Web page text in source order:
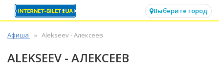
Выберите город
Афиша Alekseev - Алексеев
ALEKSEEV - АЛЕКСЕЕВ